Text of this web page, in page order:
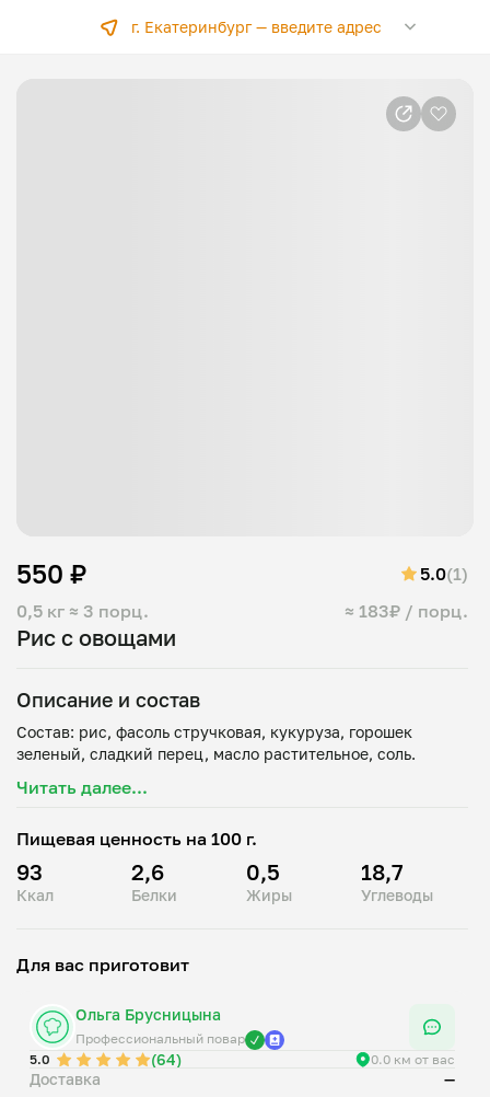
г. Екатеринбург —введите адрес
Рис с овощами
0,5 кг ≈ 3 порц. ≈ 183₽ / порц.
550 ₽ 5.0(1)
Описание и состав
Состав: рис, фасоль стручковая, кукуруза, горошек
Читать далее...
Пищевая ценность на 100 г.
93
Ккал
2,6
Белки
0,5
Жиры
18,7
Углеводы
Для вас приготовит
Ольга Брусницына
Профессиональный повар
5.0
(64) 0.0 км от вас
Доставка —